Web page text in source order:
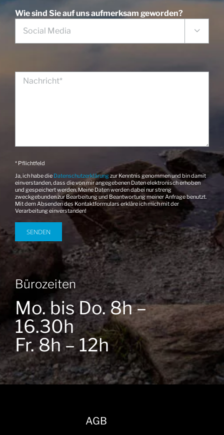
Wie sind Sie auf uns aufmerksam geworden?

* Pflichtfeld
Ja, ich habe die Datenschutzerklärungzur Kenntnis genommen und bin damit
einverstanden, dass die von mir angegebenen Daten elektronisch erhoben
und gespeichert werden. Meine Daten werden dabei nur streng
zweckgebunden zur Bearbeitung und Beantwortung meiner Anfrage benutzt.
Mit dem Absenden des Kontaktformulars erkläre ich mich mit der
Verarbeitung einverstanden!
Bürozeiten
Mo. bis Do. 8h –
16.30h
Fr. 8h – 12h
AGB